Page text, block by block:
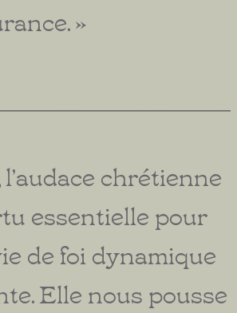
»
chrétienne
essentielle pour
de foi dynamique
Elle nous pousse